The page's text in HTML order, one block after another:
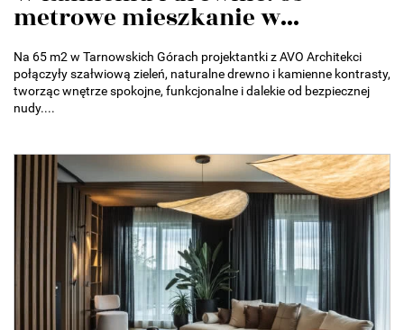
metrowe mieszkanie w...
Na 65 m2 w Tarnowskich Górach projektantki z AVO Architekci
połączyły szałwiową zieleń, naturalne drewno i kamienne kontrasty,
tworząc wnętrze spokojne, funkcjonalne i dalekie od bezpiecznej
nudy....